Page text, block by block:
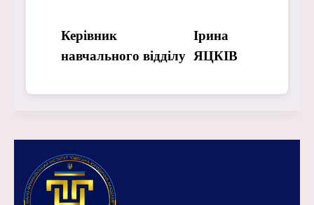
Керівник
навчального відділу
Ірина
ЯЦКІВ